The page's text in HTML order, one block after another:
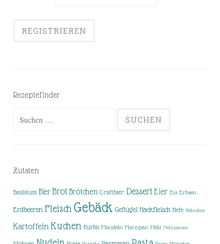
Rezeptefinder
Zutaten
Basilikum Bier Brot Brötchen Craftbier Dessert Eier Eis Erbsen
Erdbeeren Fleisch Gebäck Geflügel Hackfleisch Hefe Hähnchen
Kartoffeln Kuchen Kürbis Mandeln Marzipan Mehl Mehlspeisen